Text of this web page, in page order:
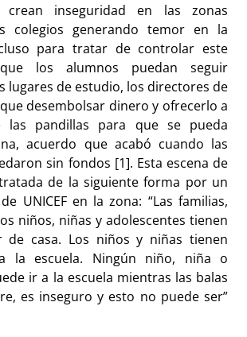
crean inseguridad en las zonas
colegios generando temor en la
para tratar de controlar este
los alumnos puedan seguir
lugares de estudio, los directores de
desembolsar dinero y ofrecerlo a
las pandillas para que se pueda
acuerdo que acabó cuando las
sin fondos [1]. Esta escena de
de la siguiente forma por un
UNICEF en la zona: “Las familias,
niños, niñas y adolescentes tienen
de casa. Los niños y niñas tienen
la escuela. Ningún niño, niña o
ir a la escuela mientras las balas
es inseguro y esto no puede ser”